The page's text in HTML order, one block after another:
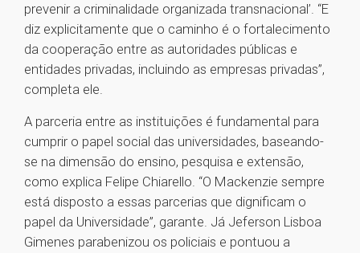
prevenir a criminalidade organizada transnacional’. “E
diz explicitamente que o caminho é o fortalecimento
da cooperação entre as autoridades públicas e
entidades privadas, incluindo as empresas privadas”,
completa ele.
A parceria entre as instituições é fundamental para
cumprir o papel social das universidades, baseando-
se na dimensão do ensino, pesquisa e extensão,
como explica Felipe Chiarello. “O Mackenzie sempre
está disposto a essas parcerias que dignificam o
papel da Universidade”, garante. Já Jeferson Lisboa
Gimenes parabenizou os policiais e pontuou a